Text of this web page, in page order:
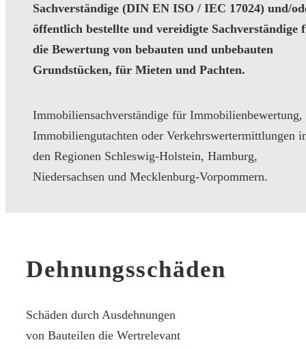
Sachverständige (DIN EN ISO / IEC 17024) und/
öffentlich bestellte und vereidigte Sachverständige
die Bewertung von bebauten und unbebauten
Grundstücken, für Mieten und Pachten.
Immobiliensachverständige für Immobilienbewertung,
Immobiliengutachten oder Verkehrswertermittlungen
den Regionen Schleswig-Holstein, Hamburg,
Niedersachsen und Mecklenburg-Vorpommern.
Dehnungsschäden
Schäden durch Ausdehnungen
von Bauteilen die Wertrelevant